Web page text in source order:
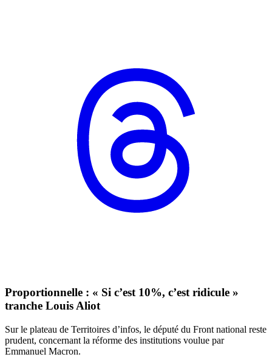
Proportionnelle : « Si c’est 10%, c’est ridicule »
tranche Louis Aliot
Sur le plateau de Territoires d’infos, le député du Front national reste
prudent, concernant la réforme des institutions voulue par
Emmanuel Macron.